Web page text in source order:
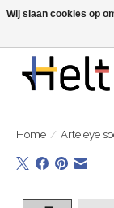
Ontdek de nieuwe
Home / Arte eye
Wij slaan cookies op